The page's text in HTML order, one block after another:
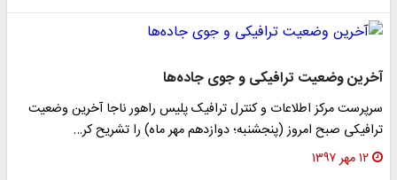
آخرین وضعیت ترافیکی و جوی جاده‌ها
سرپرست مرکز اطلاعات و کنترل ترافیک پلیس راهور ناجا آخرین وضعیت
ترافیکی صبح امروز (پنجشنبه؛ دوازدهم مهر ماه) را تشریح کر…
۱۲ مهر ۱۳۹۷